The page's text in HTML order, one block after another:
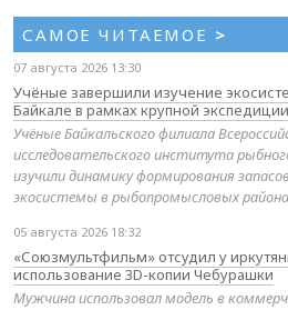
САМОЕ ЧИТАЕМОЕ >
07 августа 2026 13:30
Учёные завершили изучение
Байкале в рамках крупной экспедиции
Учёные Байкальского филиала
исследовательского института
изучили динамику формирования
экосистемы в рыбопромысловых
05 августа 2026 18:32
«Союзмультфильм» отсудил у
использование 3D-копии Чебурашки
Мужчина использовал модель в